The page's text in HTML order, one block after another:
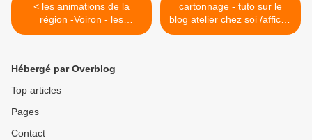
< les animations de la
région -Voiron - les
cartonnistes étaient là
cartonnage - tuto sur le
blog atelier chez soi /affiche
d'exposition >
Hébergé par Overblog
Top articles
Pages
Contact